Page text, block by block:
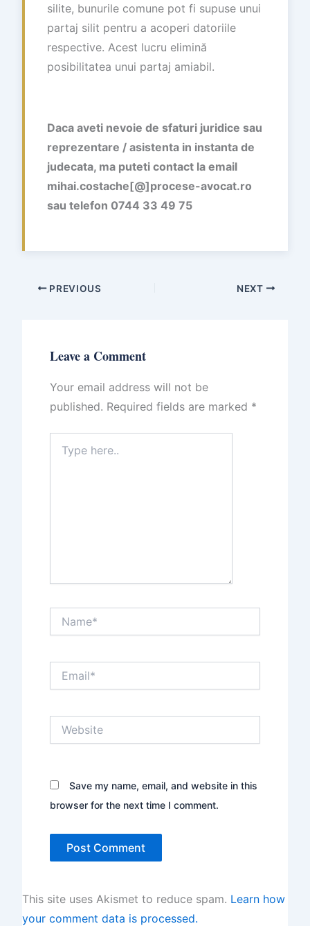
silite, bunurile comune pot fi supuse unui
partaj silit pentru a acoperi datoriile
respective. Acest lucru elimină
posibilitatea unui partaj amiabil.
Daca aveti nevoie de sfaturi juridice sau
reprezentare / asistenta in instanta de
judecata, ma puteti contact la email
mihai.costache[@]procese-avocat.ro
sau telefon 0744 33 49 75
PREVIOUS NEXT
Leave a Comment
Your email address will not be
published. Required fields are marked *
here..
Save my name, email, and website in this
browser for the next time I comment.
This site uses Akismet to reduce spam. Learn how
your comment data is processed.